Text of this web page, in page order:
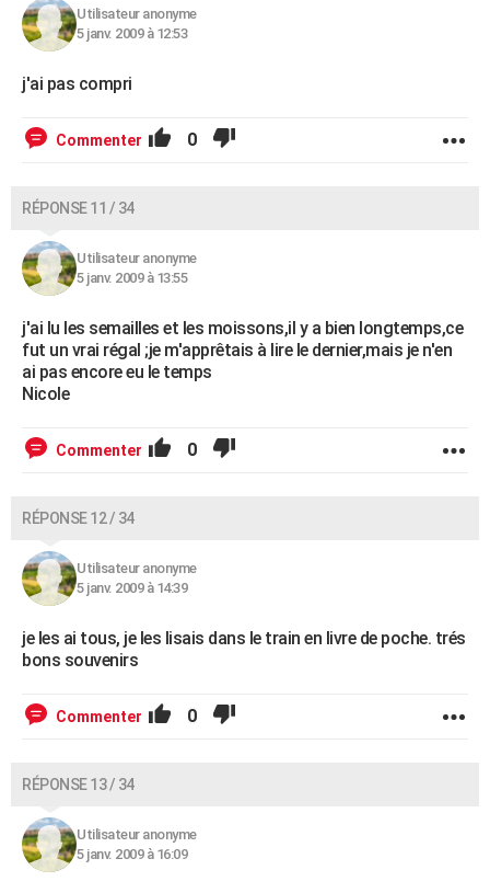
Utilisateur anonyme
5 janv. 2009 à 12:53
j'ai pas compri
Commenter 0
RÉPONSE 11 / 34
Utilisateur anonyme
5 janv. 2009 à 13:55
j'ai lu les semailles et les moissons,il y a bien longtemps,ce
fut un vrai régal ;je m'apprêtais à lire le dernier,mais je n'en
ai pas encore eu le temps
Nicole
Commenter 0
RÉPONSE 12 / 34
Utilisateur anonyme
5 janv. 2009 à 14:39
je les ai tous, je les lisais dans le train en livre de poche. trés
bons souvenirs
Commenter 0
RÉPONSE 13 / 34
Utilisateur anonyme
5 janv. 2009 à 16:09